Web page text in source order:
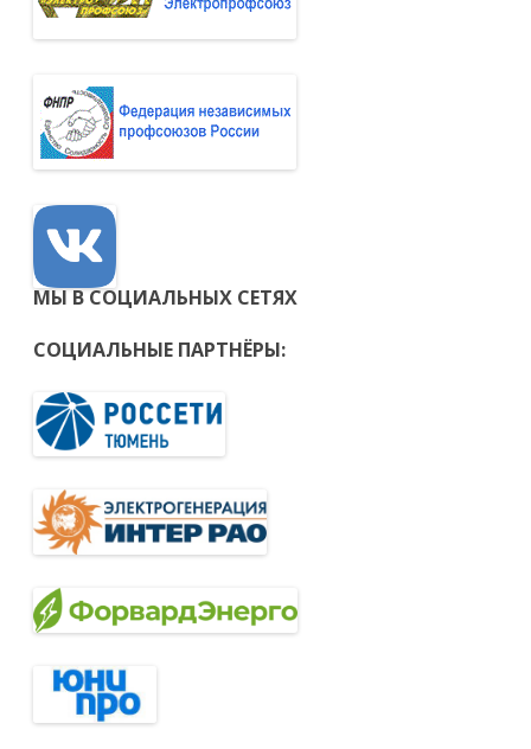
МЫ В СОЦИАЛЬНЫХ СЕТЯХ
СОЦИАЛЬНЫЕ ПАРТНЁРЫ: